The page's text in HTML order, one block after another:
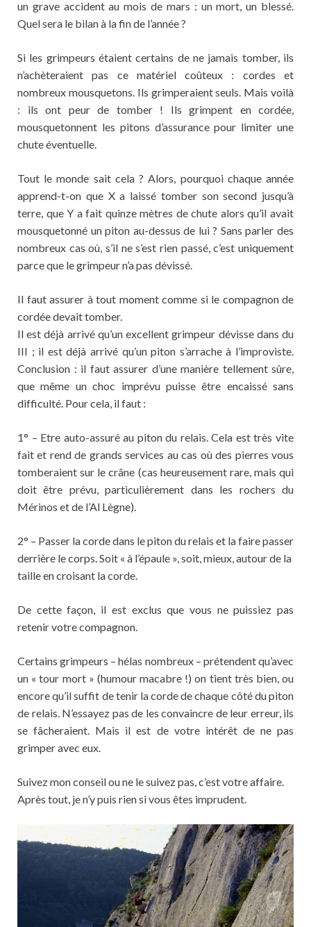
un grave accident au mois de mars : un mort, un blessé.
Quel sera le bilan à la fin de l’année ?
Si les grimpeurs étaient certains de ne jamais tomber, ils
n’achèteraient pas ce matériel coûteux : cordes et
nombreux mousquetons. Ils grimperaient seuls. Mais voilà
: ils ont peur de tomber ! Ils grimpent en cordée,
mousquetonnent les pitons d’assurance pour limiter une
chute éventuelle.
Tout le monde sait cela ? Alors, pourquoi chaque année
apprend-t-on que X a laissé tomber son second jusqu’à
terre, que Y a fait quinze mètres de chute alors qu’il avait
mousquetonné un piton au-dessus de lui ? Sans parler des
nombreux cas où, s’il ne s’est rien passé, c’est uniquement
parce que le grimpeur n’a pas dévissé.
Il faut assurer à tout moment comme si le compagnon de
cordée devait tomber.
Il est déjà arrivé qu’un excellent grimpeur dévisse dans du
III ; il est déjà arrivé qu’un piton s’arrache à l’improviste.
Conclusion : il faut assurer d’une manière tellement sûre,
que même un choc imprévu puisse être encaissé sans
difficulté. Pour cela, il faut :
1° – Etre auto-assuré au piton du relais. Cela est très vite
fait et rend de grands services au cas où des pierres vous
tomberaient sur le crâne (cas heureusement rare, mais qui
doit être prévu, particulièrement dans les rochers du
Mérinos et de l’Al Lègne).
2° – Passer la corde dans le piton du relais et la faire passer
derrière le corps. Soit « à l’épaule », soit, mieux, autour de la
taille en croisant la corde.
De cette façon, il est exclus que vous ne puissiez pas
retenir votre compagnon.
Certains grimpeurs – hélas nombreux – prétendent qu’avec
un « tour mort » (humour macabre !) on tient très bien, ou
encore qu’il suffit de tenir la corde de chaque côté du piton
de relais. N’essayez pas de les convaincre de leur erreur, ils
se fâcheraient. Mais il est de votre intérêt de ne pas
grimper avec eux.
Suivez mon conseil ou ne le suivez pas, c’est votre affaire.
Après tout, je n’y puis rien si vous êtes imprudent.